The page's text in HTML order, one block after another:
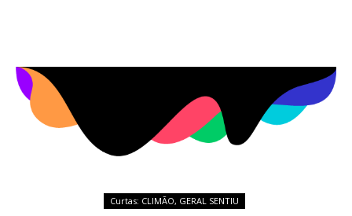
Curtas: CLIMÃO, GERAL SENTIU